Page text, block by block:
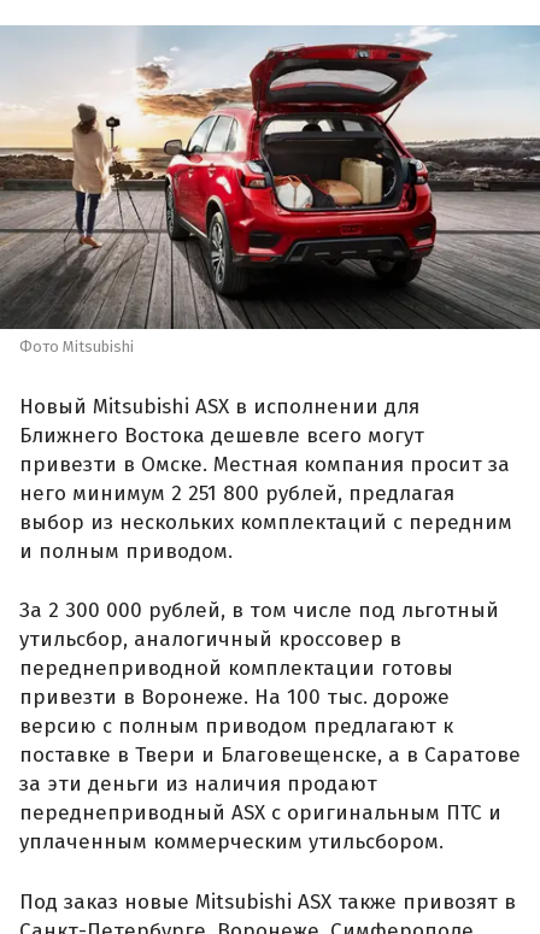
Фото Mitsubishi
Новый Mitsubishi ASX в исполнении для
Ближнего Востока дешевле всего могут
привезти в Омске. Местная компания просит за
него минимум 2 251 800 рублей, предлагая
выбор из нескольких комплектаций с передним
и полным приводом.
За 2 300 000 рублей, в том числе под льготный
утильсбор, аналогичный кроссовер в
переднеприводной комплектации готовы
привезти в Воронеже. На 100 тыс. дороже
версию с полным приводом предлагают к
поставке в Твери и Благовещенске, а в Саратове
за эти деньги из наличия продают
переднеприводный ASX с оригинальным ПТС и
уплаченным коммерческим утильсбором.
Под заказ новые Mitsubishi ASX также привозят в